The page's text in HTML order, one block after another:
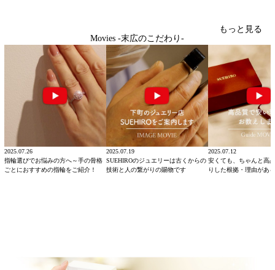
Movies -末広のこだわり-
もっと見る
2025.07.26
指輪選びでお悩みの方へ～手の骨格
ごとにおすすめの指輪をご紹介！
2025.07.19
SUEHIROのジュエリーは古くからの
技術と人の繋がりの賜物です
2025.07.12
安くても、ちゃんと高
りした根拠・理由があ